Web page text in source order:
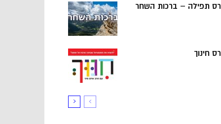
תפילה – ברכות השחר
חינוך